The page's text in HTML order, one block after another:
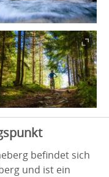
befindet sich
und ist ein